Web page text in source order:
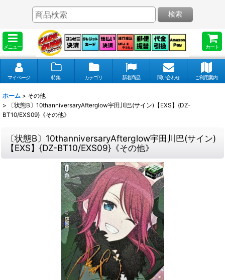
メニュー カート
検索
マイページ 特集 カテゴリ 新着商品 問い合わせ ご利用案内
ホーム > その他
>
〔状態B〕10thanniversaryAfterglow宇田川巴(サイン)【EXS】{DZ-
BT10/EXS09}《その他》
〔状態B〕10thanniversaryAfterglow宇田川巴(サイン)
【EXS】{DZ-BT10/EXS09}《その他》